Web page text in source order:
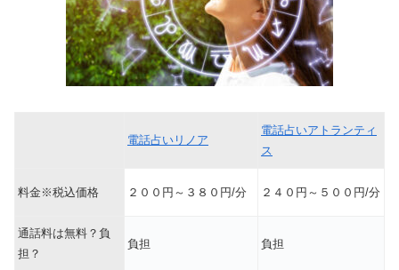
電話占いリノア
電話占いアトランティ
ス
料金※税込価格 ２００円～３８０円/分 ２４０円～５００円/分
通話料は無料？負
担？
負担 負担